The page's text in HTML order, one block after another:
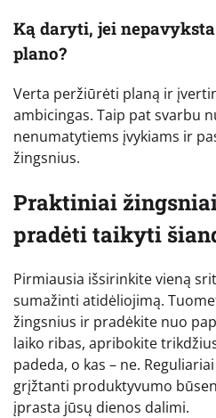
Ką daryti, jei
plano?
Verta peržiūrėti planą ir
ambicingas. Taip pat svarbu
nenumatytiems įvykiams ir
žingsnius.
Praktiniai
pradėti taikyti
Pirmiausia išsirinkite vieną
sumažinti atidėliojimą.
žingsnius ir pradėkite nuo
laiko ribas, apribokite
padeda, o kas – ne.
grįžtanti produktyvumo
įprasta jūsų dienos dalimi.